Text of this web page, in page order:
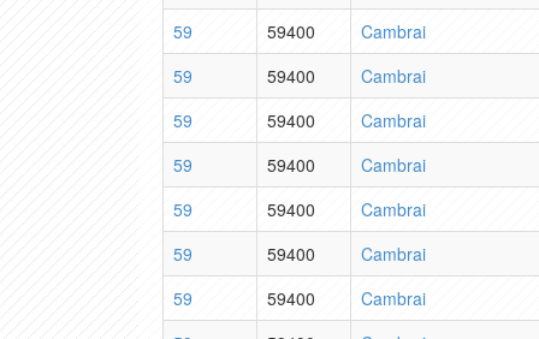
59
59400
Cambrai
59
59400
Cambrai
59
59400
Cambrai
59
59400
Cambrai
59
59400
Cambrai
59
59400
Cambrai
59
59400
Cambrai